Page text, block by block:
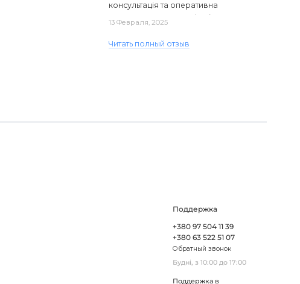
консультація та оперативна
доставка. Один з плафонів, на жаль,
13 Февраля, 2025
Читать полный отзыв
Поддержка
+380 97 504 11 39
+380 63 522 51 07
Обратный звонок
Будні, з 10:00 до 17:00
Поддержка в